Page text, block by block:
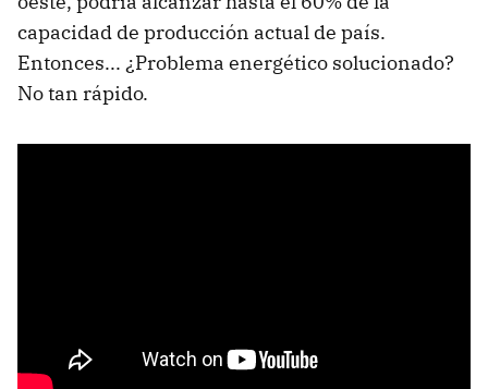
capacidad de producción actual de país.
Entonces... ¿Problema energético solucionado?
No tan rápido.